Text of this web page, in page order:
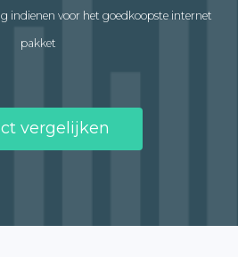
indienen voor het goedkoopste internet
pakket
vergelijken